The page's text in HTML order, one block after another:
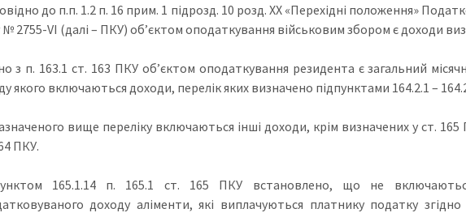
до п.п. 1.2 п. 16 прим. 1 підрозд. 10 розд. XX «Перехідні положення»
№ 2755-VI (далі – ПКУ) об’єктом оподаткування військовим збором є доходи
з п. 163.1 ст. 163 ПКУ об’єктом оподаткування резидента є загальний
якого включаються доходи, перелік яких визначено підпунктами 164.2.1 –
вище переліку включаються інші доходи, крім визначених у ст.
ПКУ.
165.1.14 п. 165.1 ст. 165 ПКУ встановлено, що не
доходу аліменти, які виплачуються платнику податку